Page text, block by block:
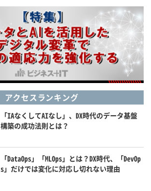
アクセスランキング
「IAなくしてAIなし」、DX時代のデータ基盤
構築の成功法則とは？
「DataOps」「MLOps」とは？DX時代、「DevOp
s」だけでは変化に対応し切れない理由